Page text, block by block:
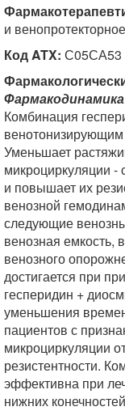
и
Код ATX: С05СА53
Фармакодинамика
Комбинация
Уменьшает
микроциркуляции -
и повышает их
венозной
следующие
венозная емкость,
венозного
достигается при
гесперидин +
уменьшения
пациентов с
микроциркуляции
резистентности.
эффективна при
нижних